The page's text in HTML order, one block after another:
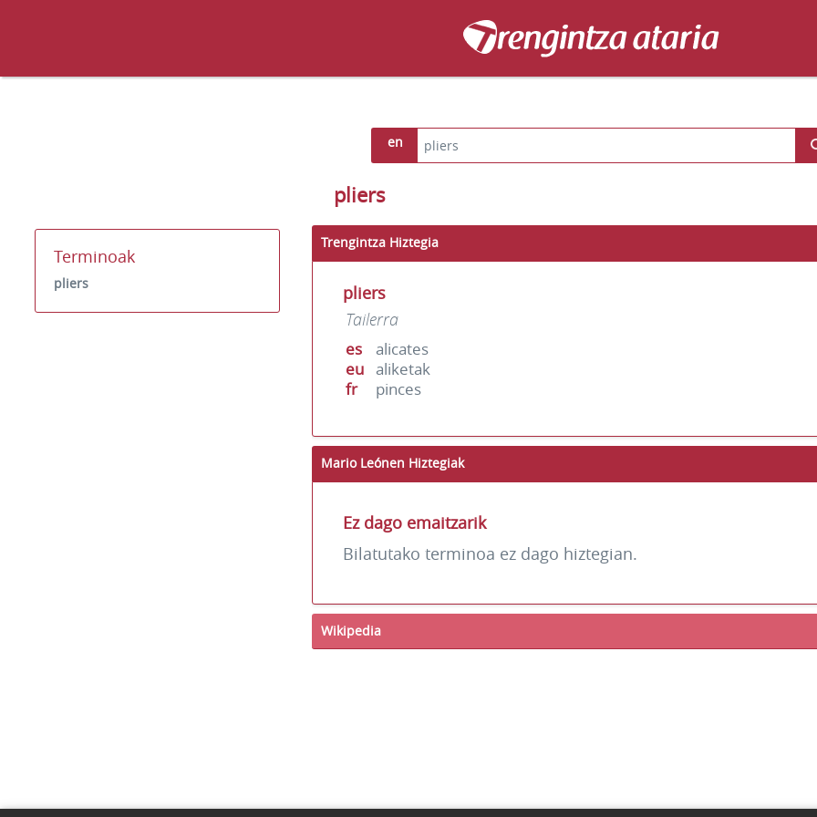
en
Terminoak
pliers
pliers
Trengintza Hiztegia
pliers
Tailerra
es
alicates
eu aliketak
fr
pinces
Mario Leónen Hiztegiak
Ez dago emaitzarik
Bilatutako terminoa ez dago hiztegian.
Wikipedia